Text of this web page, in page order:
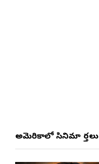
అమెరికాలో సినిమా వార్తలు